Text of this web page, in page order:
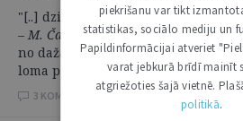
"[..] dziesma nav par krekliem, //
– M. ČaklaisTiesības uz taisnīgu
no dažādiem aspektiem, viens no
loma personu tiesību aizsardzībā.
3 KOMENTĀRI
piekrišanu var tikt
statistikas, sociālo mediju un
Papildinformācijai atveriet
varat jebkurā brīdī mainīt
atgriežoties šajā vietnē.
politikā.